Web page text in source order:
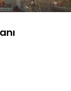
Oynatma
Hızı